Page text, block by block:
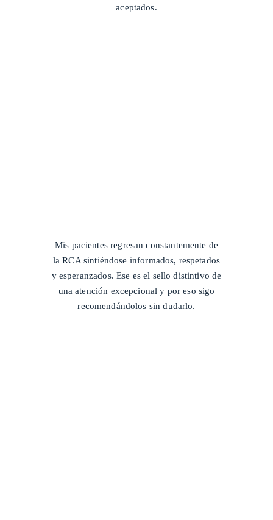
aceptados.
Mis pacientes regresan constantemente de
la RCA sintiéndose informados, respetados
y esperanzados. Ese es el sello distintivo de
una atención excepcional y por eso sigo
recomendándolos sin dudarlo.